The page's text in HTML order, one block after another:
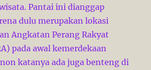
Pantai ini dianggap
dulu merupakan lokasi
Angkatan Perang Rakyat
pada awal kemerdekaan
katanya ada juga benteng di